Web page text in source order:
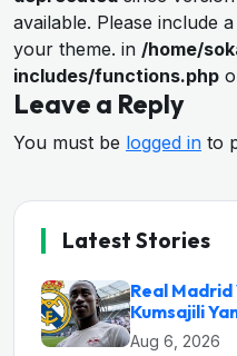
available. Please include
your theme. in /home/
includes/functions.php
Leave a Reply
You must be logged in to
Latest Stories
Real
Kumsajili
Aug 6, 2026